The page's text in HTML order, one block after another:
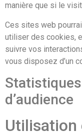
manière que si le
Ces sites web
utiliser des cookies,
suivre vos
vous disposez d’un
d’audience
Utilisation